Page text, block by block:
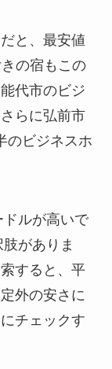
と、最安値
の宿もこの
代市のビジ
らに弘前市
のビジネスホ
ルが高いで
がありま
すると、平
外の安さに
チェックす